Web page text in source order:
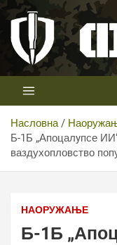
Скип
цонтент
Први војни канал у
Насловна
Б-1Б „Апоцалyпсе
ваздухопловство
НАОРУЖАЊЕ
Б-1Б